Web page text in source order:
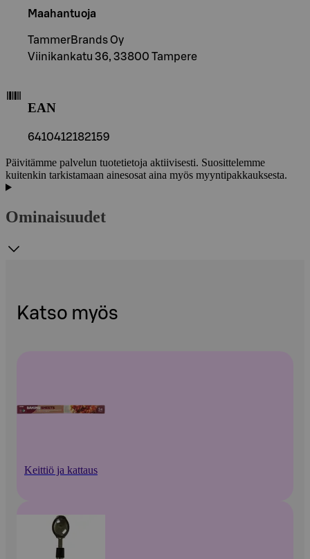
Maahantuoja
TammerBrands Oy
Viinikankatu 36, 33800 Tampere
EAN
6410412182159
Päivitämme palvelun tuotetietoja aktiivisesti. Suosittelemme
kuitenkin tarkistamaan ainesosat aina myös myyntipakkauksesta.
Ominaisuudet
Katso myös
Keittiö ja kattaus